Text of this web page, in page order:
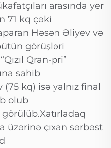
arasında yer
71 kq çəki
Həsən Əliyev və
görüşləri
Qran-pri”
sahib
kq) isə yalnız final
olub
üzərinə çıxan sərbəst